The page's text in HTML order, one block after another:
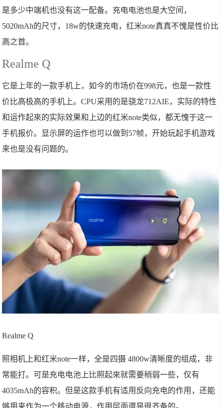
是多少中端机也没有这一配备。充电电池也是大空间，
5020mAh的尺寸，18w的快速充电，红米note真真不愧是性价比
高之首。
Realme Q
它是上年的一款手机上，如今的市场价在998元，也是一款性
价比高极高的手机上。CPU采用的是骁龙712AIE，实际的特性
和运作起來的实际效果和上边的红米note类似，都无愧于这一
手机报价。显示屏的运作也可以做到57帧，开始玩起手机游戏
来也是没有问题的。
Realme Q
照相机上和红米note一样，全是四摄 4800w清晰度的组成，非
常能打。可是充电电池上比照起來就需要稍弱一些，仅有
4035mAh的容积。但是这款手机有适用反向充电的作用，还能
够用来作为一个移动电源，作用层面還是很齐备的。